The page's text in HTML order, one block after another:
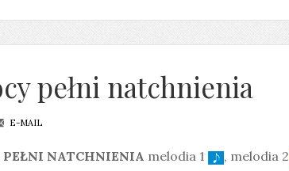
pełni natchnienia
E-MAIL
PEŁNI NATCHNIENIA melodia 1 , melodia 2